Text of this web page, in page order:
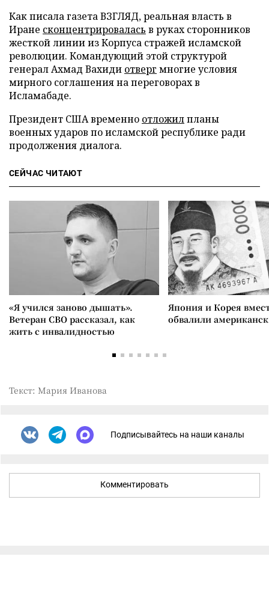
Как писала газета ВЗГЛЯД, реальная власть в
Иране сконцентрировалась в руках сторонников
жесткой линии из Корпуса стражей исламской
революции. Командующий этой структурой
генерал Ахмад Вахиди отверг многие условия
мирного соглашения на переговорах в
Исламабаде.
Президент США временно отложилпланы
военных ударов по исламской республике ради
продолжения диалога.
СЕЙЧАС ЧИТАЮТ
«Я учился заново дышать».
Ветеран СВО рассказал, как
жить с инвалидностью
Япония и Корея
обвалили
Текст: Мария Иванова
Подписывайтесь на наши каналы
Комментировать